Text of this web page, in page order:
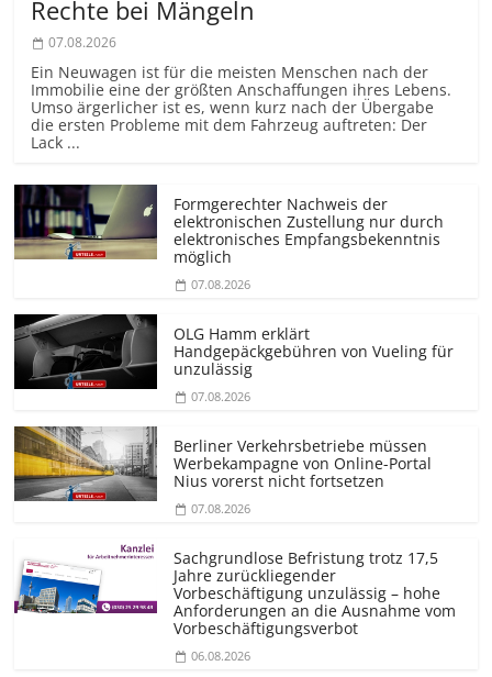
Rechte bei Mängeln
07.08.2026
Ein Neuwagen ist für die meisten Menschen nach der
Immobilie eine der größten Anschaffungen ihres Lebens.
Umso ärgerlicher ist es, wenn kurz nach der Übergabe
die ersten Probleme mit dem Fahrzeug auftreten: Der
Lack ...
Formgerechter Nachweis der
elektronischen Zustellung nur durch
elektronisches Empfangsbekenntnis
möglich
07.08.2026
OLG Hamm erklärt
Handgepäckgebühren von Vueling für
unzulässig
07.08.2026
Berliner Verkehrsbetriebe müssen
Werbekampagne von Online-Portal
Nius vorerst nicht fortsetzen
07.08.2026
Sachgrundlose Befristung trotz 17,5
Jahre zurückliegender
Vorbeschäftigung unzulässig – hohe
Anforderungen an die Ausnahme vom
Vorbeschäf­tigungsverbot
06.08.2026